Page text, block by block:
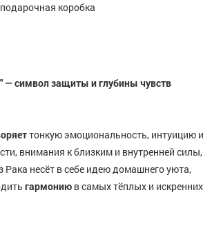
коробка
— символ защиты и глубины чувств
тонкую эмоциональность, интуицию и
внимания к близким и внутренней силы,
несёт в себе идею домашнего уюта,
гармонию в самых тёплых и искренних